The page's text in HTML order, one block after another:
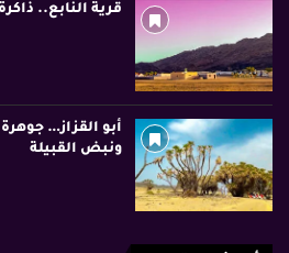
قرية النابع..
أبو القزاز…
ونبض القبيلة